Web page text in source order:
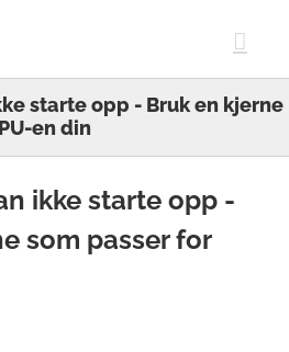
starte opp - Bruk en kjerne
en din
ikke starte opp -
som passer for